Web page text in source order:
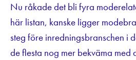
Nu råkade det bli fyra
här listan, kanske ligger
steg före inredningsbranschen i
de flesta nog mer bekväma med